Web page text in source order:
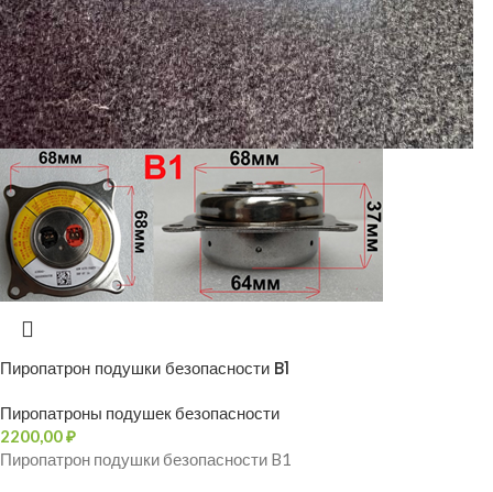
Пиропатрон подушки безопасности B1
Пиропатроны подушек безопасности
2200,00₽
Пиропатрон подушки безопасности B1